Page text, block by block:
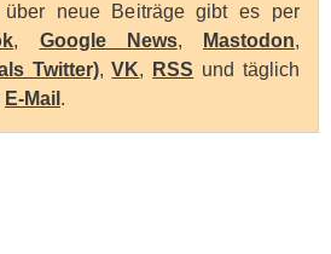
über neue Beiträge gibt es per
, Google News, Mastodon,
Twitter),VK, RSS und täglich
E-Mail .